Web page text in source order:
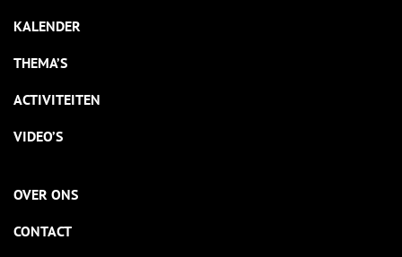
KALENDER
THEMA’S
ACTIVITEITEN
VIDEO’S
OVER ONS
CONTACT